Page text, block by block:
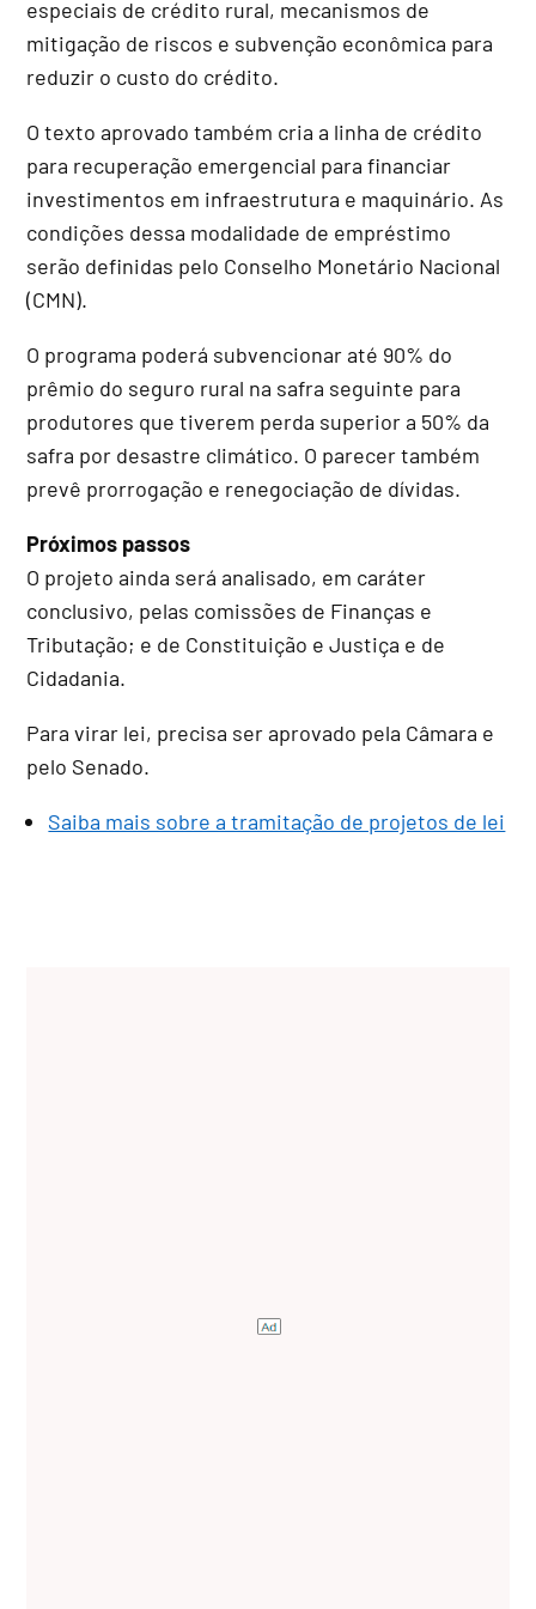
especiais de crédito rural, mecanismos de
mitigação de riscos e subvenção econômica para
reduzir o custo do crédito.
O texto aprovado também cria a linha de crédito
para recuperação emergencial para financiar
investimentos em infraestrutura e maquinário. As
condições dessa modalidade de empréstimo
serão definidas pelo Conselho Monetário Nacional
(CMN).
O programa poderá subvencionar até 90% do
prêmio do seguro rural na safra seguinte para
produtores que tiverem perda superior a 50% da
safra por desastre climático. O parecer também
prevê prorrogação e renegociação de dívidas.
Próximos passos
O projeto ainda será analisado, em caráter
conclusivo, pelas comissões de Finanças e
Tributação; e de Constituição e Justiça e de
Cidadania.
Para virar lei, precisa ser aprovado pela Câmara e
pelo Senado.
Saiba mais sobre a tramitação de projetos de lei